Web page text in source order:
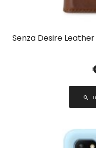
Senza Desire